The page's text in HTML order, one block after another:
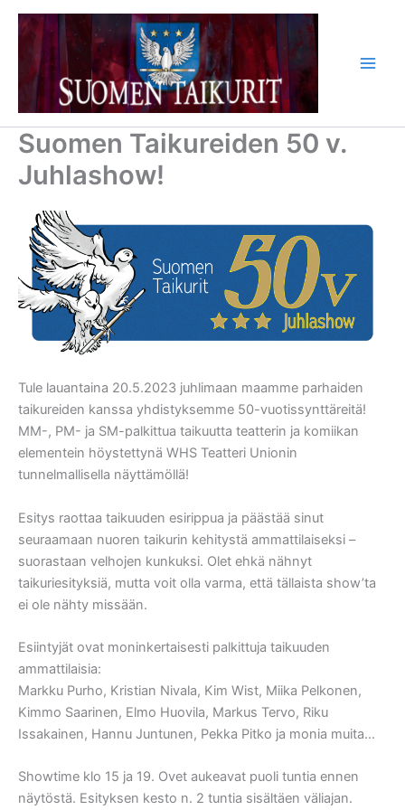
Siirry
sisältöön
Suomen Taikureiden 50 v.
Juhlashow!
Tule lauantaina 20.5.2023 juhlimaan maamme parhaiden
taikureiden kanssa yhdistyksemme 50-vuotissynttäreitä!
MM-, PM- ja SM-palkittua taikuutta teatterin ja komiikan
elementein höystettynä WHS Teatteri Unionin
tunnelmallisella näyttämöllä!
Esitys raottaa taikuuden esirippua ja päästää sinut
seuraamaan nuoren taikurin kehitystä ammattilaiseksi –
suorastaan velhojen kunkuksi. Olet ehkä nähnyt
taikuriesityksiä, mutta voit olla varma, että tällaista show’ta
ei ole nähty missään.
Esiintyjät ovat moninkertaisesti palkittuja taikuuden
ammattilaisia:
Markku Purho, Kristian Nivala, Kim Wist, Miika Pelkonen,
Kimmo Saarinen, Elmo Huovila, Markus Tervo, Riku
Issakainen, Hannu Juntunen, Pekka Pitko ja monia muita…
Showtime klo 15 ja 19. Ovet aukeavat puoli tuntia ennen
näytöstä. Esityksen kesto n. 2 tuntia sisältäen väliajan.